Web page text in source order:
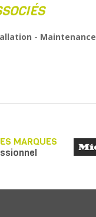
- Maintenance
MARQUES